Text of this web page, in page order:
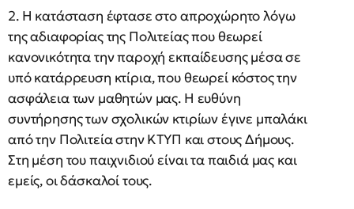
2. Η κατάσταση έφτασε στο απροχώρητο λόγω
της αδιαφορίας της Πολιτείας που θεωρεί
κανονικότητα την παροχή εκπαίδευσης μέσα σε
υπό κατάρρευση κτίρια, που θεωρεί κόστος την
ασφάλεια των μαθητών μας. Η ευθύνη
συντήρησης των σχολικών κτιρίων έγινε μπαλάκι
από την Πολιτεία στην ΚΤΥΠ και στους Δήμους.
Στη μέση του παιχνιδιού είναι τα παιδιά μας και
εμείς, οι δάσκαλοί τους.